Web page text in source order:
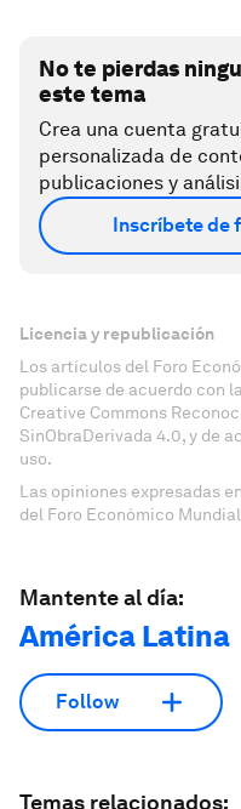
No te pierdas
este tema
Crea una cuenta
personalizada de
publicaciones y
Inscríbete de
Licencia y republicación
Los artículos del Foro
publicarse de acuerdo con
Creative Commons
SinObraDerivada 4.0, y de
uso.
Las opiniones expresadas
del Foro Económico
Mantente al día:
América Latina
Follow
Temas relacionados: